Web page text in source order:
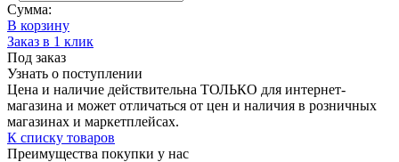
Сумма:
В корзину
Заказ в 1 клик
Под заказ
Узнать о поступлении
Цена и наличие действительна ТОЛЬКО для интернет-
магазина и может отличаться от цен и наличия в розничных
магазинах и маркетплейсах.
К списку товаров
Преимущества покупки у нас